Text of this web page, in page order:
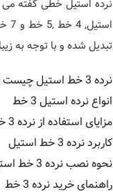
تبدیل شده و با توجه به
نرده 3 خط استیل چیست ؟
انواع نرده استیل 3 خط
مزایای استفاده از نرده 3 خط
کاربرد نرده 3 خط استیل
نحوه نصب نرده 3 خط استیل
راهنمای خرید نرده 3 خط